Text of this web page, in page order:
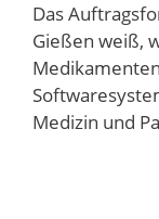
Das
Gießen weiß,
Medizin und